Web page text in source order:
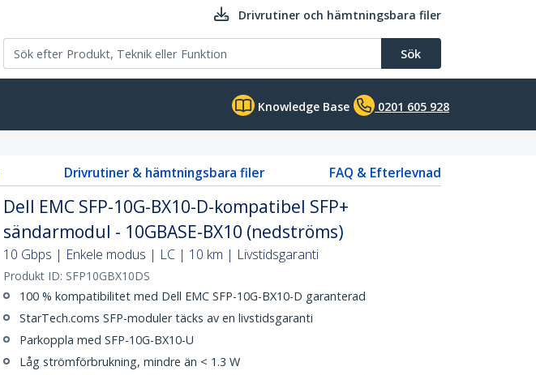
Drivrutiner och hämtningsbara filer
Sök
Knowledge Base 0201 605 928
Drivrutiner & hämtningsbara filer FAQ & Efterlevnad
Dell EMC SFP-10G-BX10-D-kompatibel SFP+
sändarmodul - 10GBASE-BX10 (nedströms)
10 Gbps | Enkele modus | LC | 10 km | Livstidsgaranti
Produkt ID: SFP10GBX10DS
100 % kompatibilitet med Dell EMC SFP-10G-BX10-D garanterad
StarTech.coms SFP-moduler täcks av en livstidsgaranti
Parkoppla med SFP-10G-BX10-U
Låg strömförbrukning, mindre än < 1.3 W